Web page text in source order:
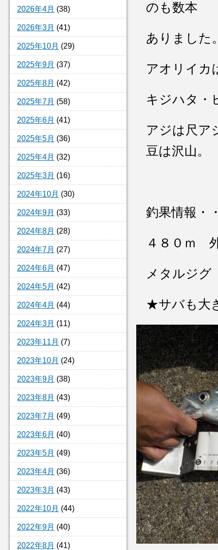
2026年4月 (38)
2026年3月 (41)
2025年10月 (29)
2025年9月 (37)
2025年8月 (42)
2025年7月 (58)
2025年6月 (41)
2025年5月 (36)
2025年4月 (32)
2025年3月 (16)
2024年10月 (30)
2024年9月 (33)
2024年8月 (28)
2024年7月 (27)
2024年6月 (47)
2024年5月 (42)
2024年4月 (44)
2024年3月 (11)
2023年11月 (7)
2023年10月 (24)
2023年9月 (38)
2023年8月 (43)
2023年7月 (49)
2023年6月 (40)
2023年5月 (49)
2023年4月 (36)
2023年3月 (43)
2022年10月 (44)
2022年9月 (40)
2022年8月 (41)
のも数本
ありました
アオリイカ
キジハタ・
アジは尺ア
豆は沢山。
釣果情報・
４８０ｍ
メタルジグ
★サバも大